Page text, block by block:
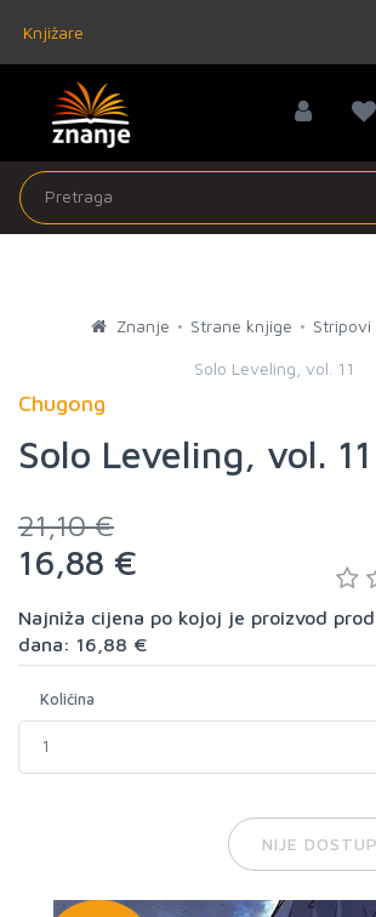
Knjižare
Znanje Strane knjige Stripovi
Solo Leveling, vol. 11
Chugong
Solo Leveling, vol. 11
21,10 €
16,88 €
Najniža cijena po kojoj je proizvod
dana: 16,88 €
Količina
NIJE